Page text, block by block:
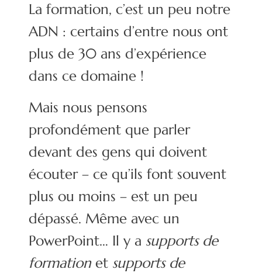
La formation, c’est un peu notre
ADN : certains d’entre nous ont
plus de 30 ans d’expérience
dans ce domaine !
Mais nous pensons
profondément que parler
devant des gens qui doivent
écouter – ce qu’ils font souvent
plus ou moins – est un peu
dépassé. Même avec un
PowerPoint… Il y a supports de
formationet supports de